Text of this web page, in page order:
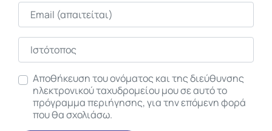
Email
Ιστότοπος
Αποθήκευση του ονόματος και της διεύθυνσης
ηλεκτρονικού ταχυδρομείου μου σε αυτό το
πρόγραμμα περιήγησης, για την επόμενη φορά
που θα σχολιάσω.